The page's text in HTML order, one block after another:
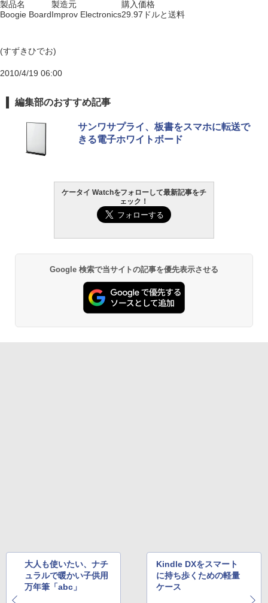
製品名 製造元
購入価格
Boogie BoardImprov Electronics29.97ドルと送料
(すずきひでお)
2010/4/19 06:00
編集部のおすすめ記事
サンワサプライ、板書をスマホに転送で
きる電子ホワイトボード
ケータイ Watchをフォローして最新記事をチ
ェック！
Google 検索で当サイトの記事を優先表示させる
大人も使いたい、ナチ
ュラルで暖かい子供用
万年筆「abc」
Kindle DXをスマート
に持ち歩くための軽量
ケース